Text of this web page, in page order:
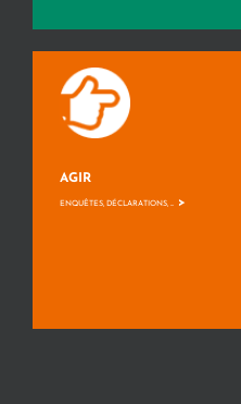
AGIR
ENQUÊTES, DÉCLARATIONS, ... >